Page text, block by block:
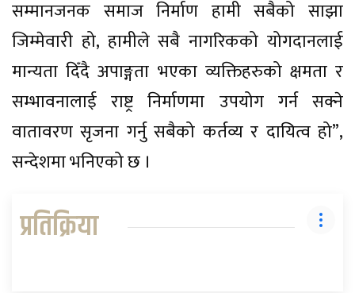
सम्मानजनक समाज निर्माण हामी सबैको साझा
जिम्मेवारी हो, हामीले सबै नागरिकको योगदानलाई
मान्यता दिँदै अपाङ्गता भएका व्यक्तिहरुको क्षमता र
सम्भावनालाई राष्ट्र निर्माणमा उपयोग गर्न सक्ने
वातावरण सृजना गर्नु सबैको कर्तव्य र दायित्व हो”,
सन्देशमा भनिएको छ ।
प्रतिक्रिया